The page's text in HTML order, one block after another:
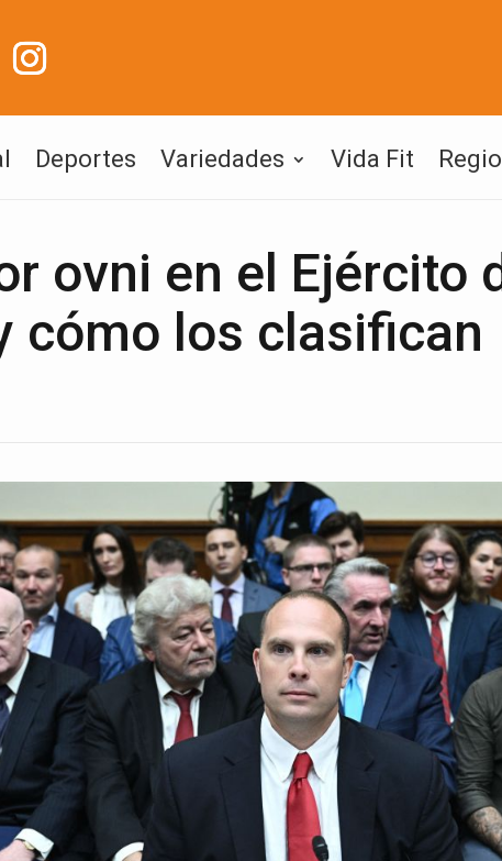
Deportes Variedades Vida Fit
ovni en el Ejército
cómo los clasifican